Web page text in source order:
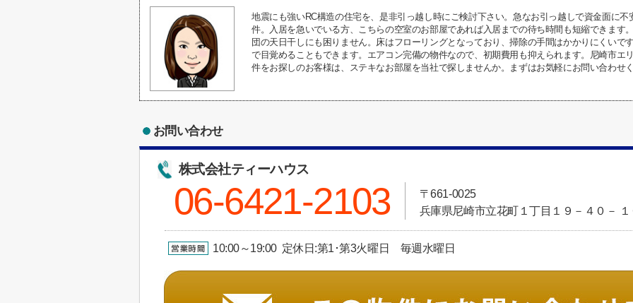
地震にも強いRC構造の住宅を、是非引っ越し時にご検討下さい。急なお引っ越しで資金面に
件。入居を急いでいる方、こちらの空室のお部屋であれば入居までの待ち時間も短縮できます
団の天日干しにも困りません。床はフローリングとなっており、掃除の手間はかかりにくいで
で目覚めることもできます。エアコン完備の物件なので、初期費用も抑えられます。尼崎市エ
件をお探しのお客様は、ステキなお部屋を当社で探しませんか。まずはお気軽にお問い合わせ
お問い合わせ
株式会社ティーハウス
06-6421-2103
〒661-0025
兵庫県尼崎市立花町１丁目１９－４０－ １
10:00～19:00 定休日:第1･第3火曜日 毎週水曜日